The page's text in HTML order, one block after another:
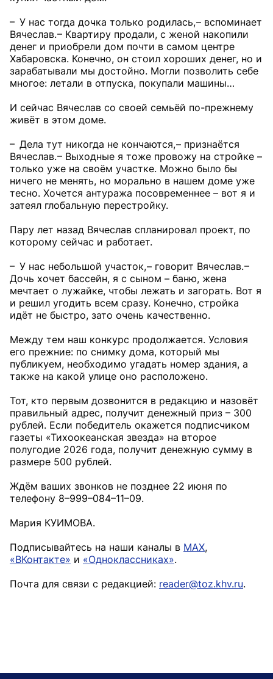
– У нас тогда дочка только родилась, – вспоминает
Вячеслав. – Квартиру продали, с женой накопили
денег и приобрели дом почти в самом центре
Хабаровска. Конечно, он стоил хороших денег, но и
зарабатывали мы достойно. Могли позволить себе
многое: летали в отпуска, покупали машины…
И сейчас Вячеслав со своей семьёй по-прежнему
живёт в этом доме.
– Дела тут никогда не кончаются, – признаётся
Вячеслав. – Выходные я тоже провожу на стройке –
только уже на своём участке. Можно было бы
ничего не менять, но морально в нашем доме уже
тесно. Хочется антуража посовременнее – вот я и
затеял глобальную перестройку.
Пару лет назад Вячеслав спланировал проект, по
которому сейчас и работает.
– У нас небольшой участок, – говорит Вячеслав. –
Дочь хочет бассейн, я с сыном – баню, жена
мечтает о лужайке, чтобы лежать и загорать. Вот я
и решил угодить всем сразу. Конечно, стройка
идёт не быстро, зато очень качественно.
Между тем наш конкурс продолжается. Условия
его прежние: по снимку дома, который мы
публикуем, необходимо угадать номер здания, а
также на какой улице оно расположено.
Тот, кто первым дозвонится в редакцию и назовёт
правильный адрес, получит денежный приз – 300
рублей. Если победитель окажется подписчиком
газеты «Тихоокеанская звезда» на второе
полугодие 2026 года, получит денежную сумму в
размере 500 рублей.
Ждём ваших звонков не позднее 22 июня по
телефону 8–999–084–11–09.
Мария КУИМОВА.
Подписывайтесь на наши каналы в MAX,
«ВКонтакте» и «Одноклассниках».
Почта для связи с редакцией: reader@toz.khv.ru.